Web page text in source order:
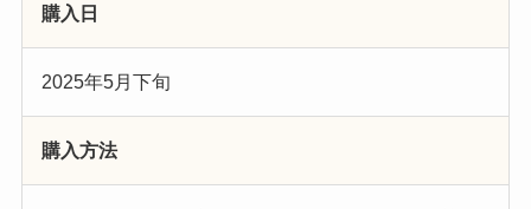
購入日
2025年5月下旬
購入方法